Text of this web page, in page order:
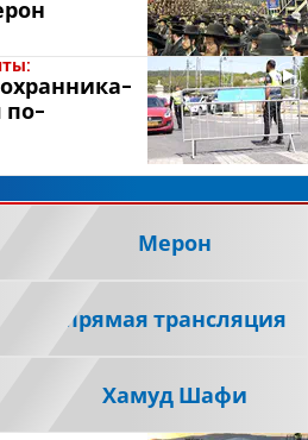
по-
Мерон
прямая трансляция
Хамуд Шафи